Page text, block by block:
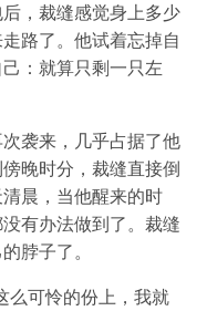
，裁缝感觉身上多少
路了。他试着忘掉自
：就算只剩一只左
袭来，几乎占据了他
晚时分，裁缝直接倒
晨，当他醒来的时
有办法做到了。裁缝
脖子了。
么可怜的份上，我就